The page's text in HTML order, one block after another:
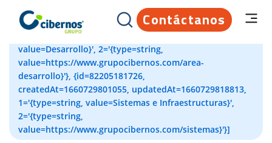
Contáctanos
[{id=82204594693, createdAt=1660729749724,
updatedAt=1660729794019, 1='{type=string,
value=Desarrollo}', 2='{type=string,
value=https://www.grupocibernos.com/area-
desarrollo}'}, {id=82205181726,
createdAt=1660729801055, updatedAt=1660729818813,
1='{type=string, value=Sistemas e Infraestructuras}',
2='{type=string,
value=https://www.grupocibernos.com/sistemas}'}]